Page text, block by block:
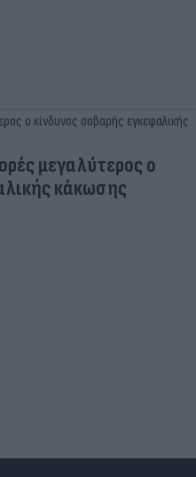
μεγαλύτερος ο
κάκωσης